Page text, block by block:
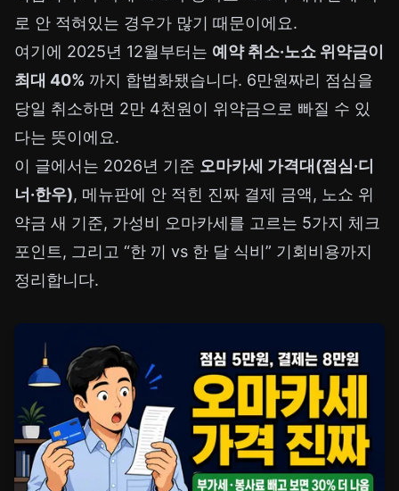
로 안 적혀있는 경우가 많기 때문이에요.
여기에 2025년 12월부터는 예약 취소·노쇼 위약금이
최대 40% 까지 합법화됐습니다. 6만원짜리 점심을
당일 취소하면 2만 4천원이 위약금으로 빠질 수 있
다는 뜻이에요.
이 글에서는 2026년 기준 오마카세 가격대(점심·디
너·한우), 메뉴판에 안 적힌 진짜 결제 금액, 노쇼 위
약금 새 기준, 가성비 오마카세를 고르는 5가지 체크
포인트, 그리고 “한 끼 vs 한 달 식비” 기회비용까지
정리합니다.